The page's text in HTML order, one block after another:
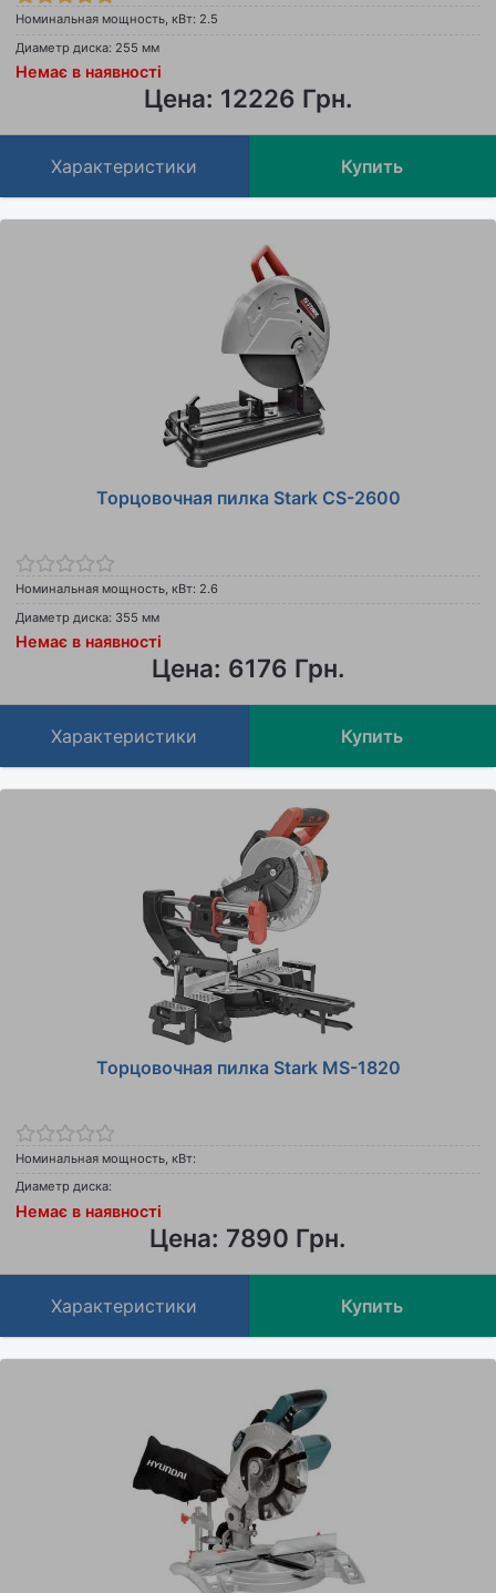
Номинальная мощность, кВт: 2.5
Диаметр диска: 255 мм
Цена: 12226 Грн.
Немає в наявності
Характеристики Купить
Торцовочная пилка Stark CS-2600
Номинальная мощность, кВт: 2.6
Диаметр диска: 355 мм
Цена: 6176 Грн.
Немає в наявності
Характеристики Купить
Торцовочная пилка Stark MS-1820
Номинальная мощность, кВт:
Диаметр диска:
Цена: 7890 Грн.
Немає в наявності
Характеристики Купить